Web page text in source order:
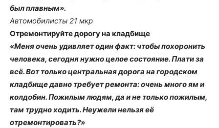
был плавным».
Автомобилисты 21 мкр
Отремонтируйте дорогу на кладбище
«Меня очень удивляет один факт: чтобы похоронить
человека, сегодня нужно целое состояние. Плати за
всё. Вот только центральная дорога на городском
кладбище давно требует ремонта: очень много ям и
колдобин. Пожилым людям, да и не только пожилым,
там трудно ходить. Неужели нельзя её
отремонтировать?»